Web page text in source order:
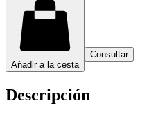
Añadir a la cesta
Consultar
Descripción